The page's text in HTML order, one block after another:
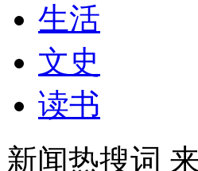
生活
文史
读书
新闻热搜词